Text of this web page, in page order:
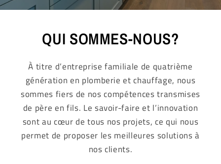
QUI SOMMES-NOUS?
À titre d’entreprise familiale de quatrième
génération en plomberie et chauffage, nous
sommes fiers de nos compétences transmises
de père en fils. Le savoir-faire et l’innovation
sont au cœur de tous nos projets, ce qui nous
permet de proposer les meilleures solutions à
nos clients.